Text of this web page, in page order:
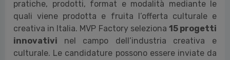
pratiche, prodotti, format e modalità mediante le
quali viene prodotta e fruita l’offerta culturale e
creativa in Italia. MVP Factory seleziona 15 progetti
innovativi nel campo dell’industria creativa e
culturale. Le candidature possono essere inviate da